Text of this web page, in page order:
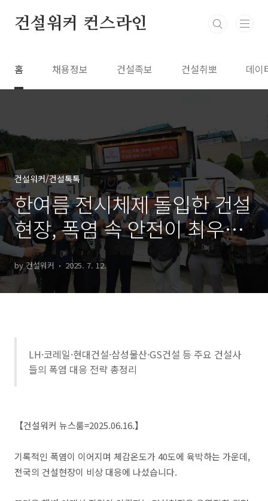
건설워커 컨스라인
홈 채용정보 건설족보 건설취뽀 데이
건설워커/건설톡톡
한여름 전시체제 돌입한 건설
현장, 폭염 속 안전이 최우선
이다
by 건설워커 2025. 7. 12.
LH·코레일·현대건설·삼성물산·GS건설 등 주요 건설사
들의 폭염 대응 전략 총정리
【건설워커 뉴스룸=2025.06.16.】
기록적인 폭염이 이어지며 체감온도가 40도에 육박하는 가운데,
전국의 건설현장이 비상 대응에 나섰습니다.